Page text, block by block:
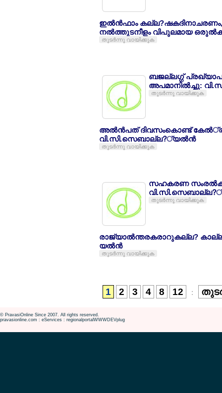
ഇല്‍ന്‍ഫാം
നല്‍ത്തുടനീളം വിപുലമായ
തുടര്‍ന്നു വായിക്കുക
ബജല്ലഗ്ഗ്
അപമാനില്‍ച്ചു:
തുടര്‍ന്നു വായിക്കുക
അല്‍ന്‍പത് ദിവസംകൊണ്ട്
വി.സി.സെബാല്ല?്യല്‍ന്‍
തുടര്‍ന്നു വായിക്കുക
സഹകരണ
തുടര്‍ന്നു വായിക്കുക
രാജ്യാല്‍ന്തരകരാറുകല്ല?
യല്‍ന്‍
തുടര്‍ന്നു വായിക്കുക
1 2 3 4 8 12 :
© PravasiOnline Since 2007. All rights reserved.
pravasionline.com : eServices : regionalportalWWWDEVplug